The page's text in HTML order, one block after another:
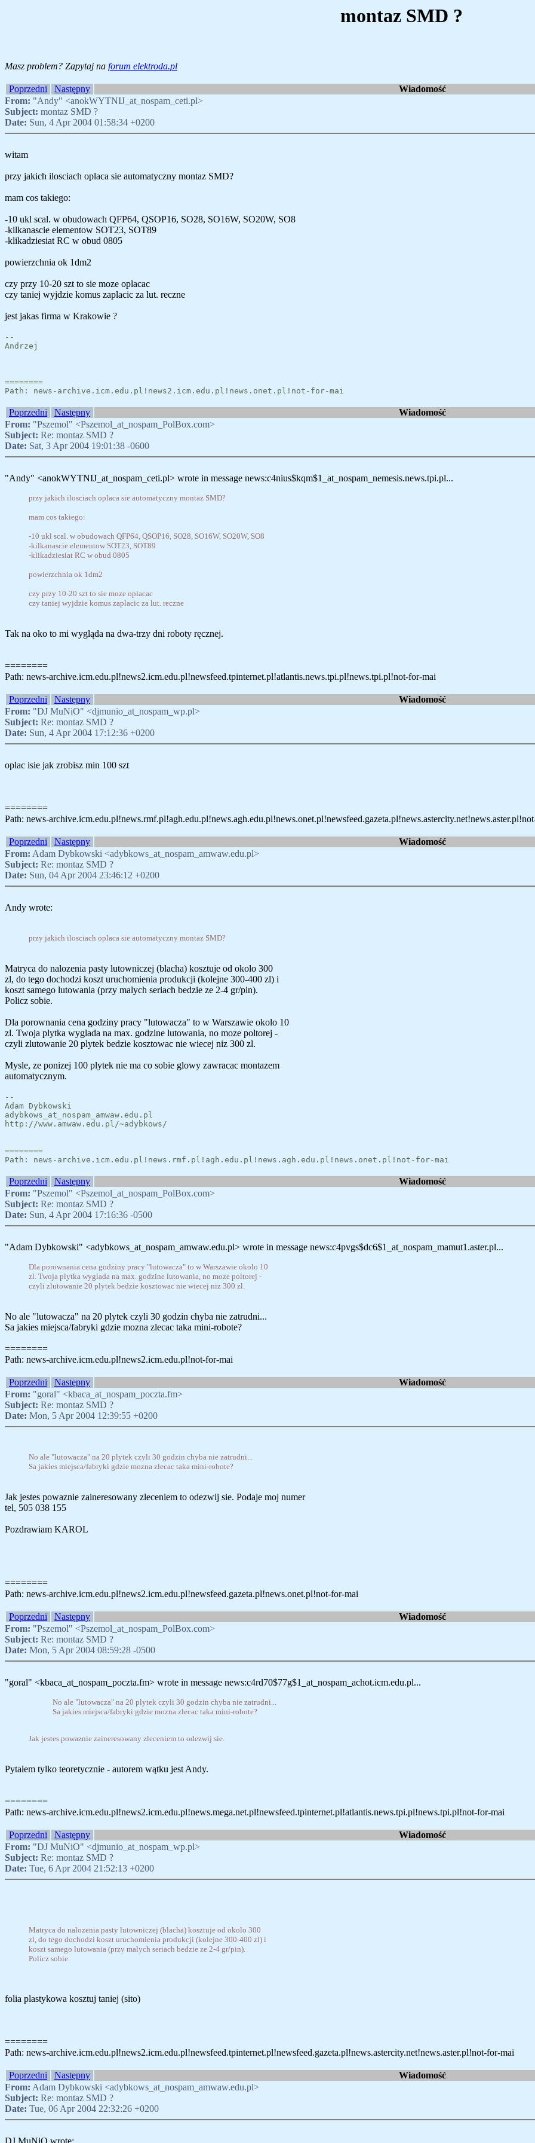
montaz SMD ?
Masz problem? Zapytaj na forum elektroda.pl
Poprzedni Następny Wiadomość
From: "Andy" <anokWYTNIJ_at_nospam_ceti.pl>
Subject: montaz SMD ?
Date: Sun, 4 Apr 2004 01:58:34 +0200
witam
przy jakich ilosciach oplaca sie automatyczny montaz SMD?
mam cos takiego:
-10 ukl scal. w obudowach QFP64, QSOP16, SO28, SO16W, SO20W, SO8
-kilkanascie elementow SOT23, SOT89
-klikadziesiat RC w obud 0805
powierzchnia ok 1dm2
czy przy 10-20 szt to sie moze oplacac
czy taniej wyjdzie komus zaplacic za lut. reczne
jest jakas firma w Krakowie ?
--
Andrzej
========
Path: news-archive.icm.edu.pl!news2.icm.edu.pl!news.onet.pl!not-for-mai
Poprzedni Następny Wiadomość
From: "Pszemol" <Pszemol_at_nospam_PolBox.com>
Subject: Re: montaz SMD ?
Date: Sat, 3 Apr 2004 19:01:38 -0600
"Andy" <anokWYTNIJ_at_nospam_ceti.pl> wrote in message news:c4nius$kqm$1_at_nospam_nemesis.news.tpi.pl...
przy jakich ilosciach oplaca sie automatyczny montaz SMD?
mam cos takiego:
-10 ukl scal. w obudowach QFP64, QSOP16, SO28, SO16W, SO20W, SO8
-kilkanascie elementow SOT23, SOT89
-klikadziesiat RC w obud 0805
powierzchnia ok 1dm2
czy przy 10-20 szt to sie moze oplacac
czy taniej wyjdzie komus zaplacic za lut. reczne
Tak na oko to mi wygląda na dwa-trzy dni roboty ręcznej.
========
Path: news-archive.icm.edu.pl!news2.icm.edu.pl!newsfeed.tpinternet.pl!atlantis.news.tpi.pl!news.tpi.pl!not-for-mai
Poprzedni Następny Wiadomość
From: "DJ MuNiO" <djmunio_at_nospam_wp.pl>
Subject: Re: montaz SMD ?
Date: Sun, 4 Apr 2004 17:12:36 +0200
oplac isie jak zrobisz min 100 szt
========
Path: news-
Poprzedni Następny Wiadomość
From: Adam Dybkowski <adybkows_at_nospam_amwaw.edu.pl>
Subject: Re: montaz SMD ?
Date: Sun, 04 Apr 2004 23:46:12 +0200
Andy wrote:
przy jakich ilosciach oplaca sie automatyczny montaz SMD?
Matryca do nalozenia pasty lutowniczej (blacha) kosztuje od okolo 300
zl, do tego dochodzi koszt uruchomienia produkcji (kolejne 300-400 zl) i
koszt samego lutowania (przy malych seriach bedzie ze 2-4 gr/pin).
Policz sobie.
Dla porownania cena godziny pracy "lutowacza" to w Warszawie okolo 10
zl. Twoja plytka wyglada na max. godzine lutowania, no moze poltorej -
czyli zlutowanie 20 plytek bedzie kosztowac nie wiecej niz 300 zl.
Mysle, ze ponizej 100 plytek nie ma co sobie glowy zawracac montazem
automatycznym.
--
Adam Dybkowski
adybkows_at_nospam_amwaw.edu.pl
http://www.amwaw.edu.pl/~adybkows/
========
Path: news-archive.icm.edu.pl!news.rmf.pl!agh.edu.pl!news.agh.edu.pl!news.onet.pl!not-for-mai
Poprzedni Następny Wiadomość
From: "Pszemol" <Pszemol_at_nospam_PolBox.com>
Subject: Re: montaz SMD ?
Date: Sun, 4 Apr 2004 17:16:36 -0500
"Adam Dybkowski" <adybkows_at_nospam_amwaw.edu.pl> wrote in message news:c4pvgs$dc6$1_at_nospam_mamut1.aster.pl...
Dla porownania cena godziny pracy "lutowacza" to w Warszawie okolo 10
zl. Twoja plytka wyglada na max. godzine lutowania, no moze poltorej -
czyli zlutowanie 20 plytek bedzie kosztowac nie wiecej niz 300 zl.
No ale "lutowacza" na 20 plytek czyli 30 godzin chyba nie zatrudni...
Sa jakies miejsca/fabryki gdzie mozna zlecac taka mini-robote?
========
Path: news-archive.icm.edu.pl!news2.icm.edu.pl!not-for-mai
Poprzedni Następny Wiadomość
From: "goral" <kbaca_at_nospam_poczta.fm>
Subject: Re: montaz SMD ?
Date: Mon, 5 Apr 2004 12:39:55 +0200
No ale "lutowacza" na 20 plytek czyli 30 godzin chyba nie zatrudni...
Sa jakies miejsca/fabryki gdzie mozna zlecac taka mini-robote?
Jak jestes powaznie zaineresowany zleceniem to odezwij sie. Podaje moj numer
tel, 505 038 155
Pozdrawiam KAROL
========
Path: news-archive.icm.edu.pl!news2.icm.edu.pl!newsfeed.gazeta.pl!news.onet.pl!not-for-mai
Poprzedni Następny Wiadomość
From: "Pszemol" <Pszemol_at_nospam_PolBox.com>
Subject: Re: montaz SMD ?
Date: Mon, 5 Apr 2004 08:59:28 -0500
"goral" <kbaca_at_nospam_poczta.fm> wrote in message news:c4rd70$77g$1_at_nospam_achot.icm.edu.pl...
No ale "lutowacza" na 20 plytek czyli 30 godzin chyba nie zatrudni...
Sa jakies miejsca/fabryki gdzie mozna zlecac taka mini-robote?
Jak jestes powaznie zaineresowany zleceniem to odezwij sie.
Pytałem tylko teoretycznie - autorem wątku jest Andy.
========
Path: news-archive.icm.edu.pl!news2.icm.edu.pl!news.mega.net.pl!newsfeed.tpinternet.pl!atlantis.news.tpi.pl!news.tpi.pl!not-for-mai
Poprzedni Następny Wiadomość
From: "DJ MuNiO" <djmunio_at_nospam_wp.pl>
Subject: Re: montaz SMD ?
Date: Tue, 6 Apr 2004 21:52:13 +0200
Matryca do nalozenia pasty lutowniczej (blacha) kosztuje od okolo 300
zl, do tego dochodzi koszt uruchomienia produkcji (kolejne 300-400 zl) i
koszt samego lutowania (przy malych seriach bedzie ze 2-4 gr/pin).
Policz sobie.
folia plastykowa kosztuj taniej (sito)
========
Path: news-archive.icm.edu.pl!news2.icm.edu.pl!newsfeed.tpinternet.pl!newsfeed.gazeta.pl!news.astercity.net!news.aster.pl!not-for-mai
Poprzedni Następny Wiadomość
From: Adam Dybkowski <adybkows_at_nospam_amwaw.edu.pl>
Subject: Re: montaz SMD ?
Date: Tue, 06 Apr 2004 22:32:26 +0200